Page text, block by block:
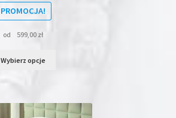
PROMOCJA!
od 599,00 zł
Wybierz opcje
Opcje